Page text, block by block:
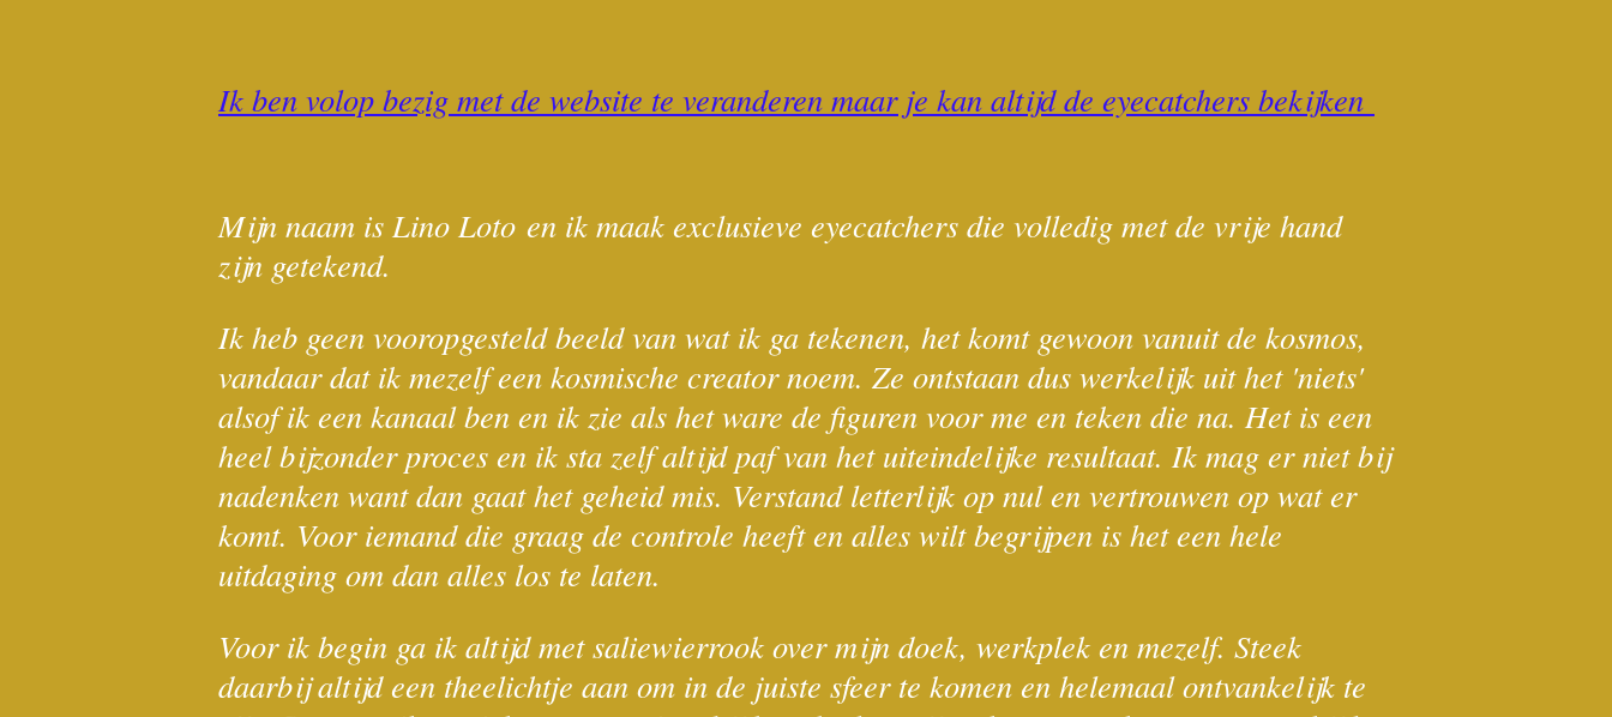
Ik ben volop bezig met de website te veranderen maar je kan altijd de eyecatchers bekijken
Mijn naam is Lino Loto en ik maak exclusieve eyecatchers die volledig met de vrije hand
zijn getekend.
Ik heb geen vooropgesteld beeld van wat ik ga tekenen, het komt gewoon vanuit de kosmos,
vandaar dat ik mezelf een kosmische creator noem. Ze ontstaan dus werkelijk uit het 'niets'
alsof ik een kanaal ben en ik zie als het ware de figuren voor me en teken die na. Het is een
heel bijzonder proces en ik sta zelf altijd paf van het uiteindelijke resultaat. Ik mag er niet bij
nadenken want dan gaat het geheid mis. Verstand letterlijk op nul en vertrouwen op wat er
komt. Voor iemand die graag de controle heeft en alles wilt begrijpen is het een hele
uitdaging om dan alles los te laten.
Voor ik begin ga ik altijd met saliewierrook over mijn doek, werkplek en mezelf. Steek
daarbij altijd een theelichtje aan om in de juiste sfeer te komen en helemaal ontvankelijk te